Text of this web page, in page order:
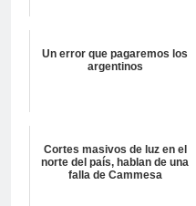
Un error que pagaremos los
argentinos
Cortes masivos de luz en el
norte del país, hablan de una
falla de Cammesa